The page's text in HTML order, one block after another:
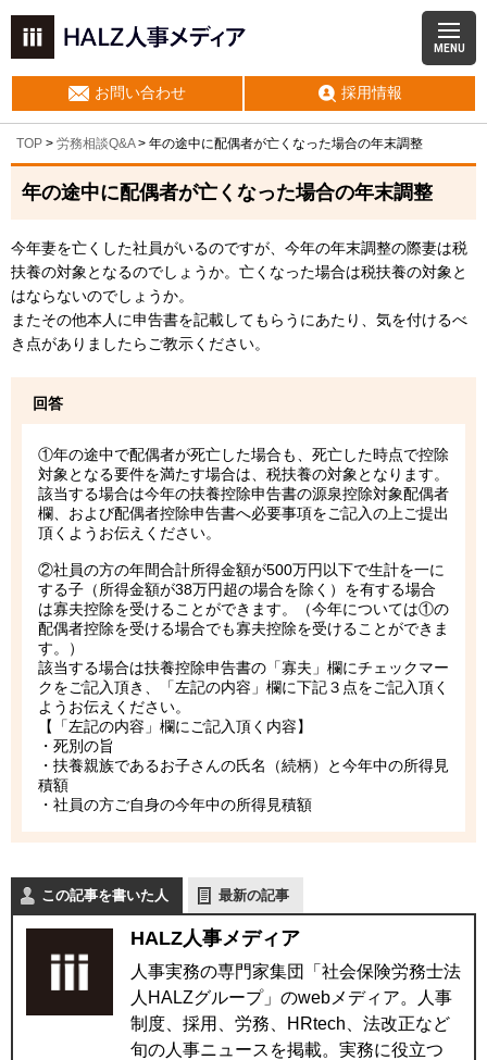
MENU
お問い合わせ 採用情報
TOP > 労務相談Q&A> 年の途中に配偶者が亡くなった場合の年末調整
年の途中に配偶者が亡くなった場合の年末調整
今年妻を亡くした社員がいるのですが、今年の年末調整の際妻は税
扶養の対象となるのでしょうか。亡くなった場合は税扶養の対象と
はならないのでしょうか。
またその他本人に申告書を記載してもらうにあたり、気を付けるべ
き点がありましたらご教示ください。
回答
①年の途中で配偶者が死亡した場合も、死亡した時点で控除
対象となる要件を満たす場合は、税扶養の対象となります。
該当する場合は今年の扶養控除申告書の源泉控除対象配偶者
欄、および配偶者控除申告書へ必要事項をご記入の上ご提出
頂くようお伝えください。
②社員の方の年間合計所得金額が500万円以下で生計を一に
する子（所得金額が38万円超の場合を除く）を有する場合
は寡夫控除を受けることができます。（今年については①の
配偶者控除を受ける場合でも寡夫控除を受けることができま
す。）
該当する場合は扶養控除申告書の「寡夫」欄にチェックマー
クをご記入頂き、「左記の内容」欄に下記３点をご記入頂く
ようお伝えください。
【「左記の内容」欄にご記入頂く内容】
・死別の旨
・扶養親族であるお子さんの氏名（続柄）と今年中の所得見
積額
・社員の方ご自身の今年中の所得見積額
この記事を書いた人 最新の記事
HALZ人事メディア
人事実務の専門家集団「社会保険労務士法
人HALZグループ」のwebメディア。人事
制度、採用、労務、HRtech、法改正など
旬の人事ニュースを掲載。実務に役立つ